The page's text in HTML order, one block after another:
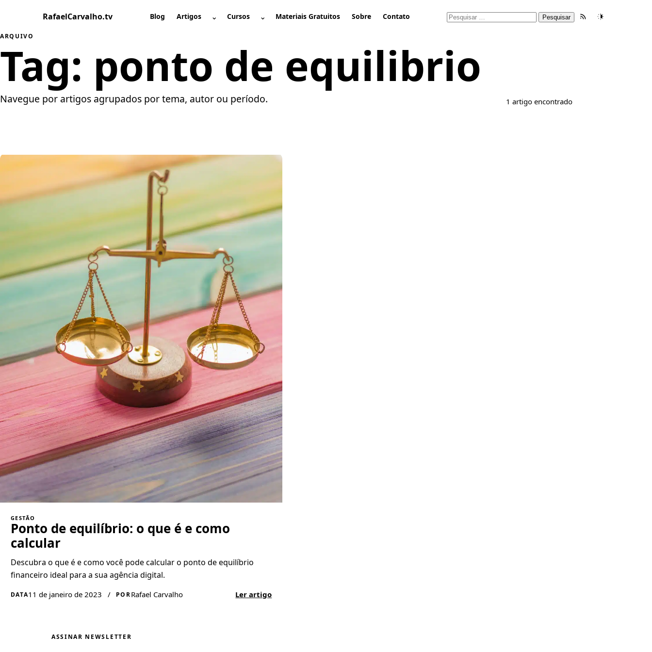
conteúdo
RafaelCarvalho.tv Blog Artigos Abrir submenu
⌄ Cursos Abrir submenu
⌄ Materiais Gratuitos Sobre Contato
Pesquisar
Feed RSSTema
ARQUIVO
Tag: ponto de equilibrio
Navegue por artigos agrupados por tema, autor ou período. 1 artigo encontrado
GESTÃO
Ponto de equilíbrio: o que é e como
calcular
Descubra o que é e como você pode calcular o ponto de equilíbrio
financeiro ideal para a sua agência digital.
DATA11 de janeiro de 2023 / PORRafael Carvalho Ler artigo
ASSINAR NEWSLETTER